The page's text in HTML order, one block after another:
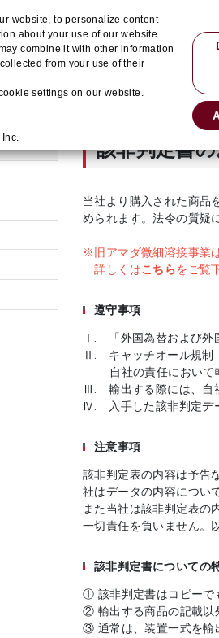
ホーム
該非判定書
当社より購入された商品
められます。法令の質疑
※旧アマダ微細溶接事業
詳しくはこちらをご覧
遵守事項
Ⅰ. 「外国為替および外
Ⅱ. キャッチオール規制
自社の責任において輸
Ⅲ. 輸出する際には、自
Ⅳ. 入手した該非判定デ
注意事項
該非判定表の内容は予告
社はデータの内容につい
また当社は該非判定表の
一切責任を負いません。
該非判定書についての
① 該非判定書はコピーで
② 輸出する商品の記載以
③ 通常は、装置一式を輸
website, to personalize content
about your use of our website
combine it with other information
from your use of their
settings on our website.